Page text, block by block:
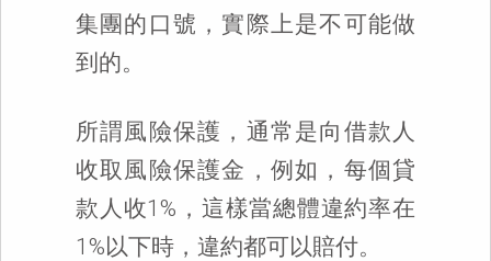
集團的口號，實際上是不可能做
到的。
所謂風險保護，通常是向借款人
收取風險保護金，例如，每個貸
款人收1%，這樣當總體違約率在
1%以下時，違約都可以賠付。